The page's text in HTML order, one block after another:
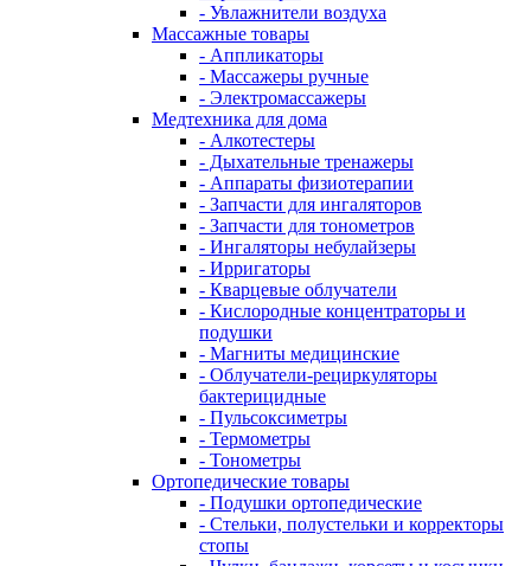
- Увлажнители воздуха
Массажные товары
- Аппликаторы
- Массажеры ручные
- Электромассажеры
Медтехника для дома
- Алкотестеры
- Дыхательные тренажеры
- Аппараты физиотерапии
- Запчасти для ингаляторов
- Запчасти для тонометров
- Ингаляторы небулайзеры
- Ирригаторы
- Кварцевые облучатели
- Кислородные концентраторы и
подушки
- Магниты медицинские
- Облучатели-рециркуляторы
бактерицидные
- Пульсоксиметры
- Термометры
- Тонометры
Ортопедические товары
- Подушки ортопедические
- Стельки, полустельки и корректоры
стопы